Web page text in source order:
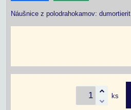
Náušnice z polodrahokamov: dumortierit
ks